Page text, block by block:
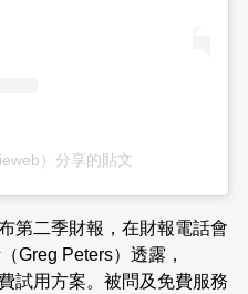
）分享的貼文
第二季財報，在財報電話會
Greg Peters）透露，
試用方案。被問及免費服務